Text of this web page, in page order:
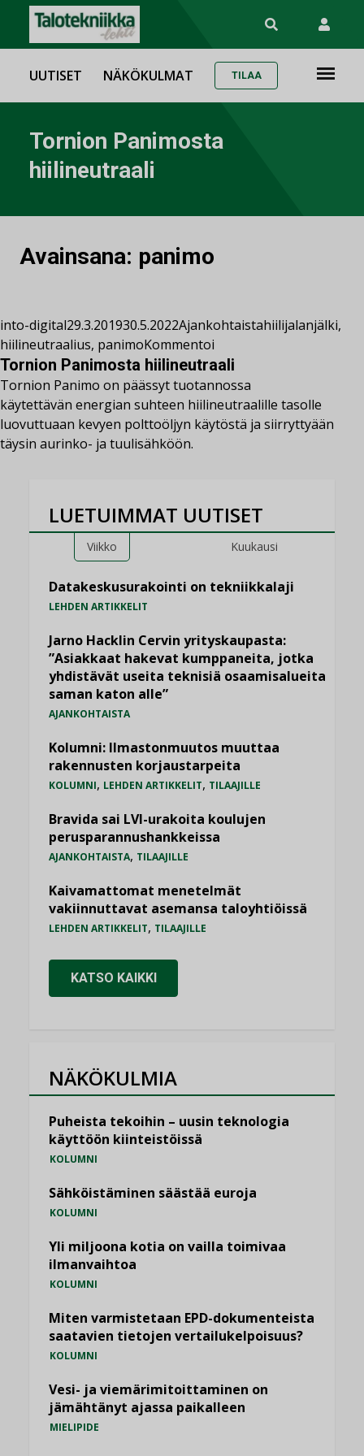
UUTISET NÄKÖKULMAT TILAA
Tornion Panimosta
hiilineutraali
Avainsana: panimo
into-digital29.3.201930.5.2022Ajankohtaistahiilijalanjälki,
hiilineutraalius, panimoKommentoi
Tornion Panimosta hiilineutraali
Tornion Panimo on päässyt tuotannossa
käytettävän energian suhteen hiilineutraalille tasolle
luovuttuaan kevyen polttoöljyn käytöstä ja siirryttyään
täysin aurinko- ja tuulisähköön.
LUETUIMMAT UUTISET
Viikko Kuukausi
Datakeskusurakointi on tekniikkalaji
LEHDEN ARTIKKELIT
Jarno Hacklin Cervin yrityskaupasta:
”Asiakkaat hakevat kumppaneita, jotka
yhdistävät useita teknisiä osaamisalueita
saman katon alle”
AJANKOHTAISTA
Kolumni: Ilmastonmuutos muuttaa
rakennusten korjaustarpeita
KOLUMNI, LEHDEN ARTIKKELIT, TILAAJILLE
Bravida sai LVI-urakoita koulujen
perusparannushankkeissa
AJANKOHTAISTA, TILAAJILLE
Kaivamattomat menetelmät
vakiinnuttavat asemansa taloyhtiöissä
LEHDEN ARTIKKELIT, TILAAJILLE
KATSO KAIKKI
NÄKÖKULMIA
Puheista tekoihin – uusin teknologia
käyttöön kiinteistöissä
KOLUMNI
Sähköistäminen säästää euroja
KOLUMNI
Yli miljoona kotia on vailla toimivaa
ilmanvaihtoa
KOLUMNI
Miten varmistetaan EPD-dokumenteista
saatavien tietojen vertailukelpoisuus?
KOLUMNI
Vesi- ja viemärimitoittaminen on
jämähtänyt ajassa paikalleen
MIELIPIDE